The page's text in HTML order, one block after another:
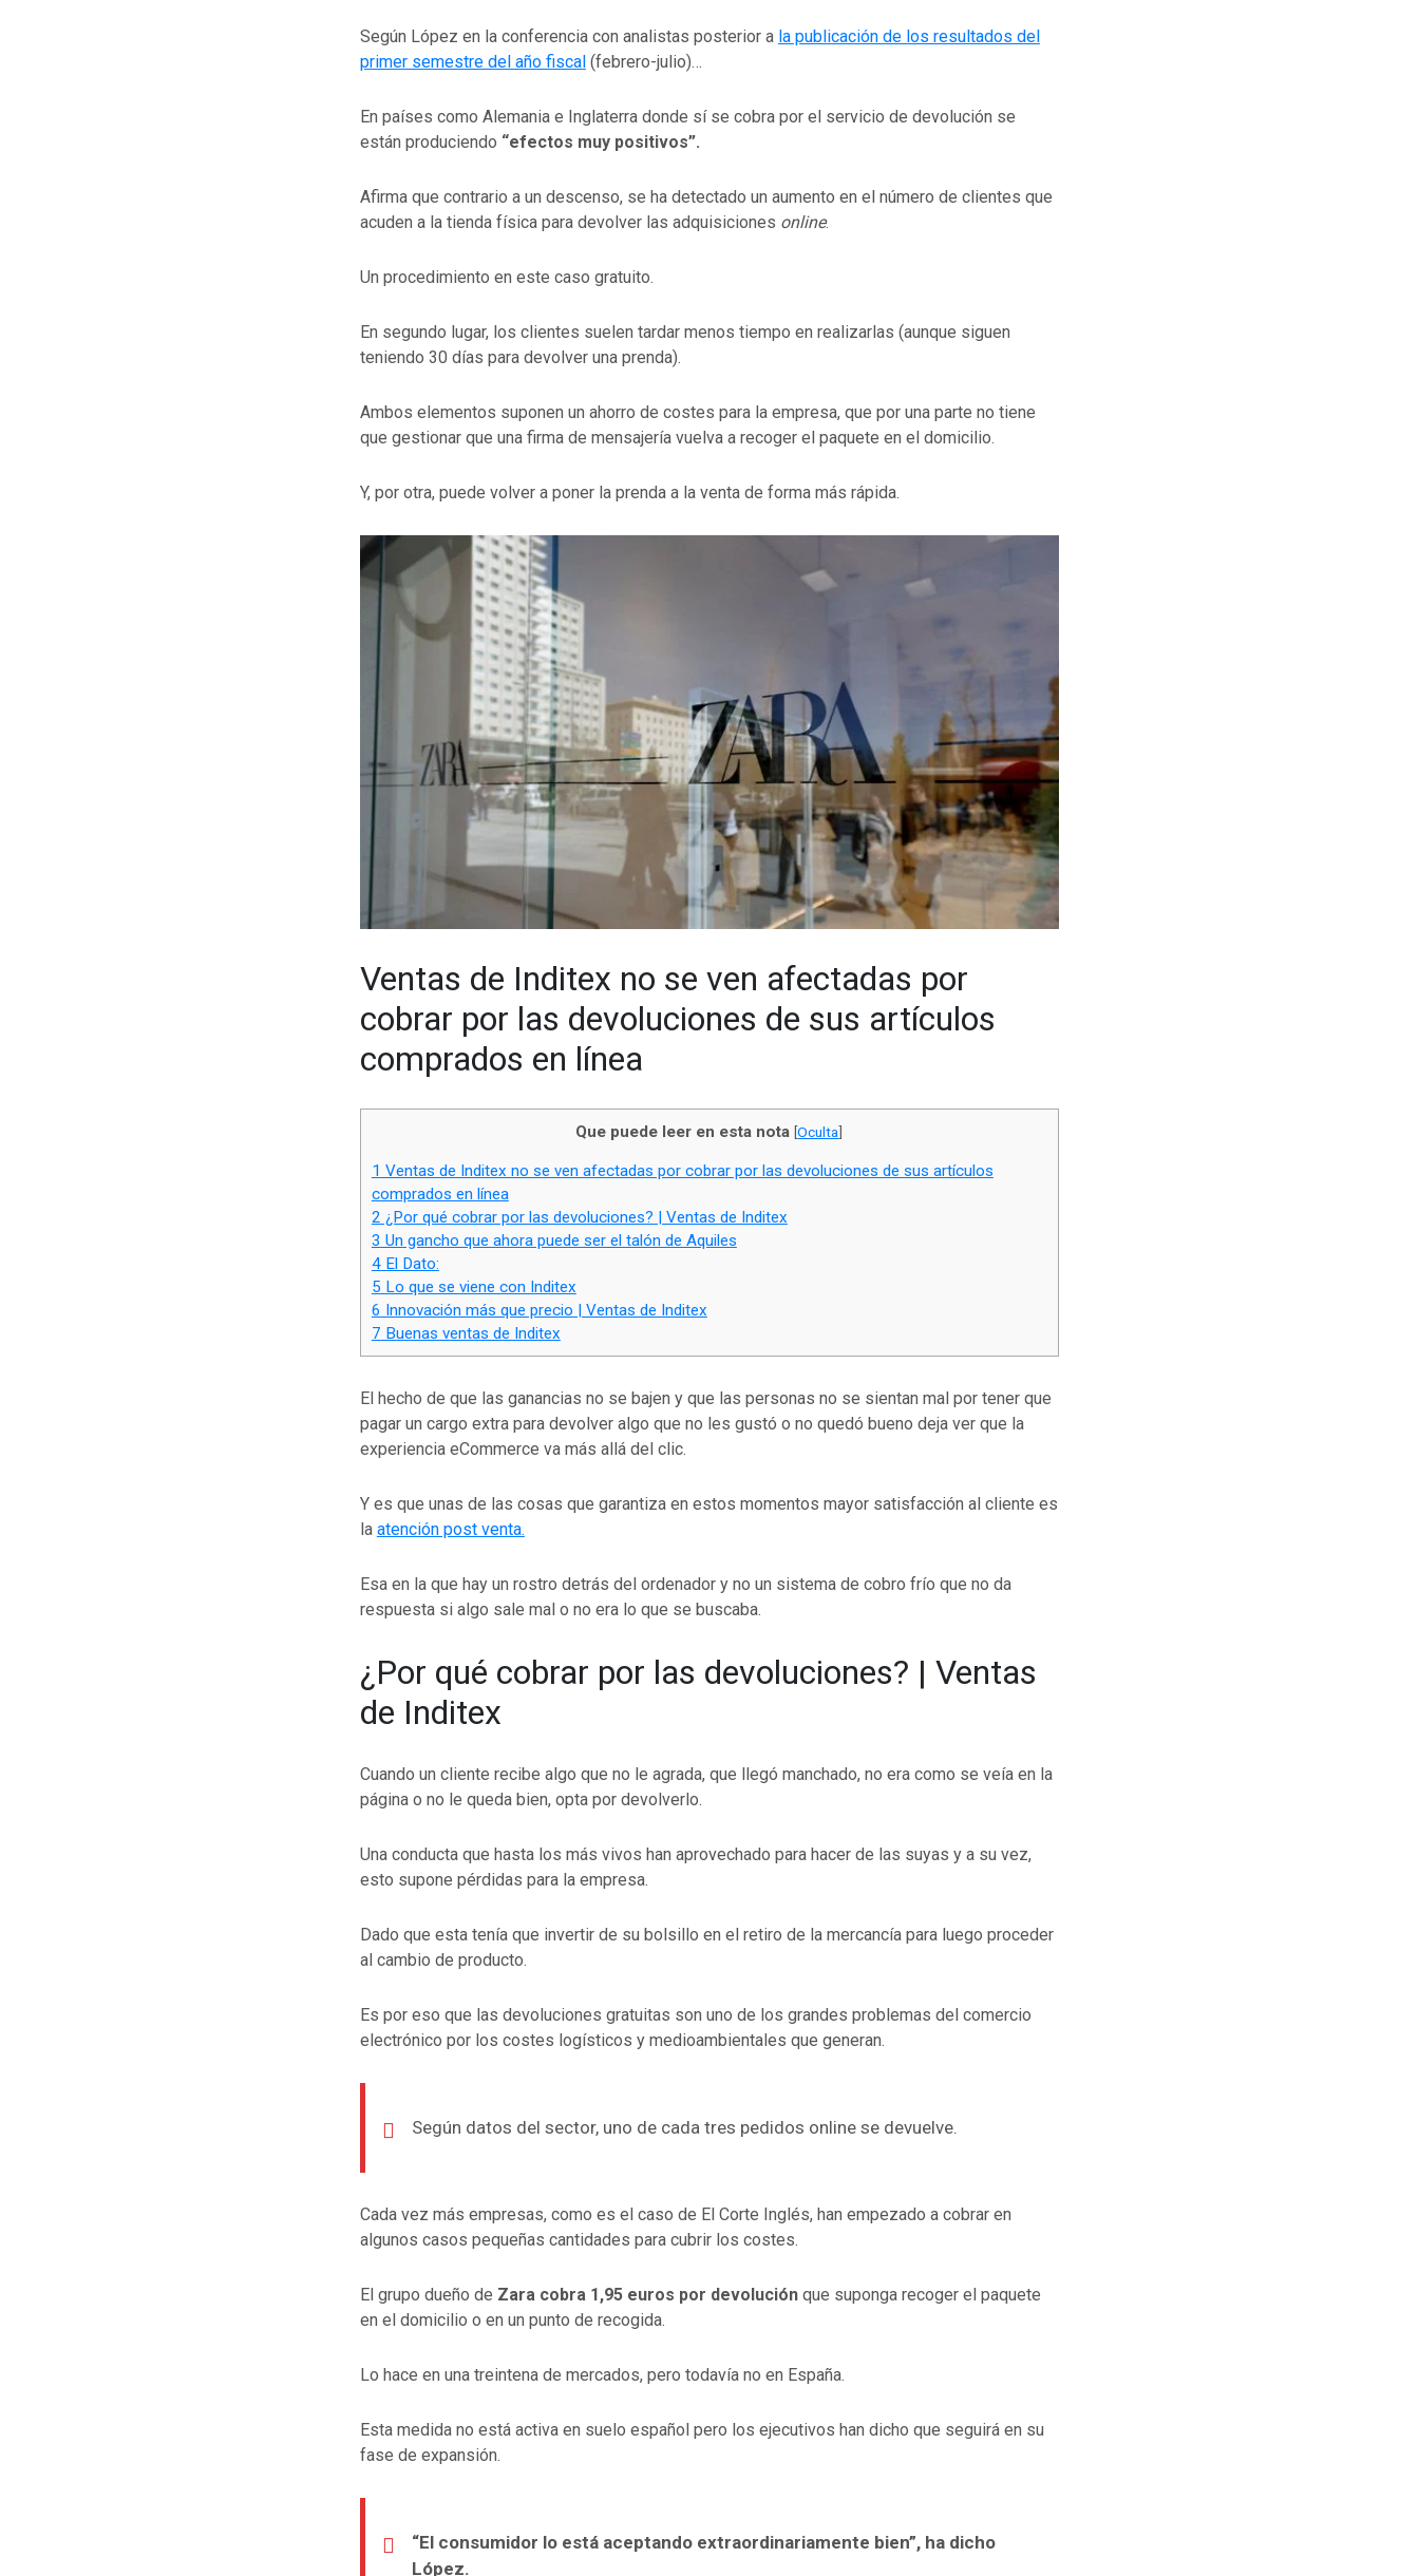
Según López en la conferencia con analistas posterior a la publicación de los resultados del
primer semestre del año fiscal (febrero-julio)…
En países como Alemania e Inglaterra donde sí se cobra por el servicio de devolución se
están produciendo “efectos muy positivos”.
Afirma que contrario a un descenso, se ha detectado un aumento en el número de clientes que
acuden a la tienda física para devolver las adquisiciones online.
Un procedimiento en este caso gratuito.
En segundo lugar, los clientes suelen tardar menos tiempo en realizarlas (aunque siguen
teniendo 30 días para devolver una prenda).
Ambos elementos suponen un ahorro de costes para la empresa, que por una parte no tiene
que gestionar que una firma de mensajería vuelva a recoger el paquete en el domicilio.
Y, por otra, puede volver a poner la prenda a la venta de forma más rápida.
Ventas de Inditex no se ven afectadas por
cobrar por las devoluciones de sus artículos
comprados en línea
Que puede leer en esta nota [Oculta]
1 Ventas de Inditex no se ven afectadas por cobrar por las devoluciones de sus artículos
comprados en línea
2 ¿Por qué cobrar por las devoluciones? | Ventas de Inditex
3 Un gancho que ahora puede ser el talón de Aquiles
4El Dato:
5 Lo que se viene con Inditex
6 Innovación más que precio | Ventas de Inditex
7 Buenas ventas de Inditex
El hecho de que las ganancias no se bajen y que las personas no se sientan mal por tener que
pagar un cargo extra para devolver algo que no les gustó o no quedó bueno deja ver que la
experiencia eCommerce va más allá del clic.
Y es que unas de las cosas que garantiza en estos momentos mayor satisfacción al cliente es
la atención post venta.
Esa en la que hay un rostro detrás del ordenador y no un sistema de cobro frío que no da
respuesta si algo sale mal o no era lo que se buscaba.
¿Por qué cobrar por las devoluciones? | Ventas
de Inditex
Cuando un cliente recibe algo que no le agrada, que llegó manchado, no era como se veía en la
página o no le queda bien, opta por devolverlo.
Una conducta que hasta los más vivos han aprovechado para hacer de las suyas y a su vez,
esto supone pérdidas para la empresa.
Dado que esta tenía que invertir de su bolsillo en el retiro de la mercancía para luego proceder
al cambio de producto.
Es por eso que las devoluciones gratuitas son uno de los grandes problemas del comercio
electrónico por los costes logísticos y medioambientales que generan.
Según datos del sector, uno de cada tres pedidos online se devuelve.
Cada vez más empresas, como es el caso de El Corte Inglés, han empezado a cobrar en
algunos casos pequeñas cantidades para cubrir los costes.
El grupo dueño de Zara cobra 1,95 euros por devoluciónque suponga recoger el paquete
en el domicilio o en un punto de recogida.
Lo hace en una treintena de mercados, pero todavía no en España.
Esta medida no está activa en suelo español pero los ejecutivos han dicho que seguirá en su
fase de expansión.
“El consumidor lo está aceptando extraordinariamente bien”, ha dicho
López.